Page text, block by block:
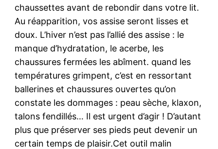
chaussettes avant de rebondir dans votre lit.
Au réapparition, vos assise seront lisses et
doux. L’hiver n’est pas l’allié des assise : le
manque d’hydratation, le acerbe, les
chaussures fermées les abîment. quand les
températures grimpent, c’est en ressortant
ballerines et chaussures ouvertes qu’on
constate les dommages : peau sèche, klaxon,
talons fendillés… Il est urgent d’agir ! D’autant
plus que préserver ses pieds peut devenir un
certain temps de plaisir.Cet outil malin